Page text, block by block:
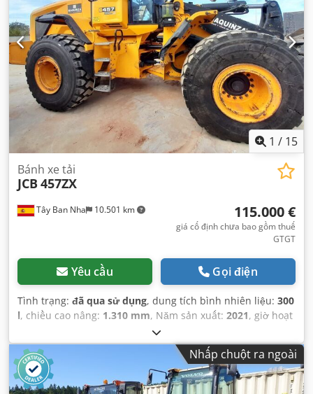
1 / 15
Tây Ban Nha 10.501 km
Bánh xe tải
JCB 457ZX
115.000 €
giá cố định chưa bao gồm thuế
GTGT
Yêu cầu Gọi điện
Tình trạng: đã qua sử dụng, dung tích bình nhiên liệu: 300
l, chiều cao nâng: 1.310 mm, Năm sản xuất: 2021, giờ hoạt
Nhấp chuột ra ngoài